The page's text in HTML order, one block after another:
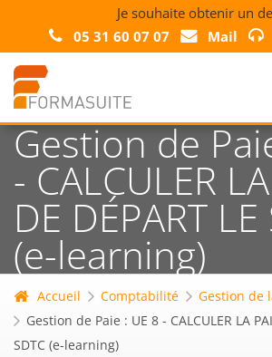
Je souhaite obtenir un
05 31 60 07 07
Mail
Gestion de
- CALCULER
DE DÉPART LE
(e-learning)
Accueil Comptabilité
Gestion de
Gestion de Paie : UE 8 - CALCULER LA
SDTC (e-learning)